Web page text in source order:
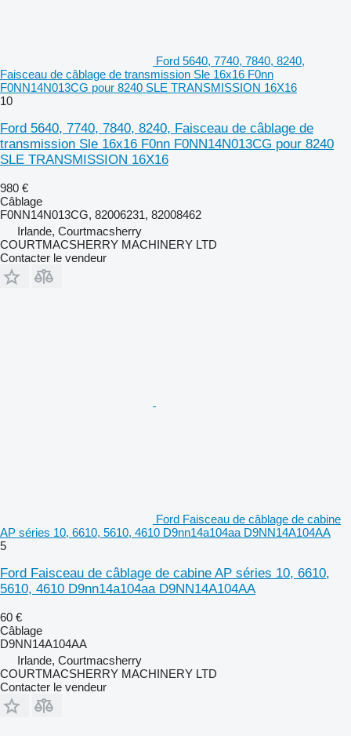
Ford 5640, 7740, 7840, 8240,
Faisceau de câblage de transmission Sle 16x16 F0nn
F0NN14N013CG pour 8240 SLE TRANSMISSION 16X16
10
Ford 5640, 7740, 7840, 8240, Faisceau de câblage de
transmission Sle 16x16 F0nn F0NN14N013CG pour 8240
SLE TRANSMISSION 16X16
980 €
Câblage
F0NN14N013CG, 82006231, 82008462
Irlande, Courtmacsherry
COURTMACSHERRY MACHINERY LTD
Contacter le vendeur
Ford Faisceau de câblage de cabine
AP séries 10, 6610, 5610, 4610 D9nn14a104aa D9NN14A104AA
5
Ford Faisceau de câblage de cabine AP séries 10, 6610,
5610, 4610 D9nn14a104aa D9NN14A104AA
60 €
Câblage
D9NN14A104AA
Irlande, Courtmacsherry
COURTMACSHERRY MACHINERY LTD
Contacter le vendeur